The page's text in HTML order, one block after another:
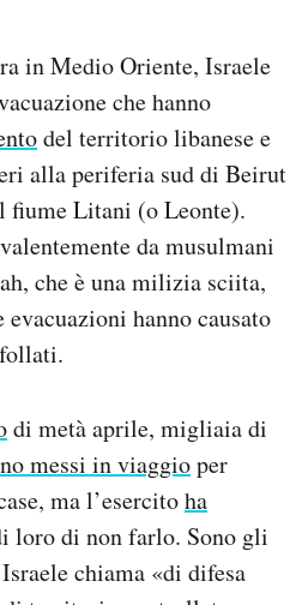
in Medio Oriente, Israele
che hanno
del territorio libanese e
alla periferia sud di Beirut
fiume Litani (o Leonte).
da musulmani
che è una milizia sciita,
hanno causato
di metà aprile, migliaia di
messi in viaggioper
ma l’esercitoha
loro di non farlo. Sono gli
chiama «di difesa